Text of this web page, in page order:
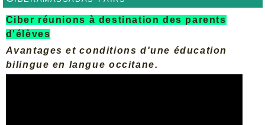
Ciber réunions à destination des parents
d'élèves
Avantages et conditions d'une éducation
bilingue en langue occitane.